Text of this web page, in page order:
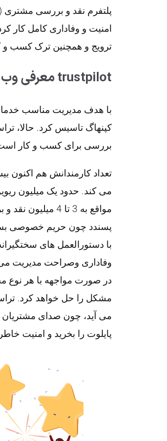
پلتفرم نقد و بررسی مشتری
امنیت و وفاداری کامل کار
ترویج و همچنین ترک کسب
معرفی وب سایت تراست پایلوت trustpilot
با هدف مدیریت مناسب
کپنهاگ تاسیس کرد. حالا،
بررسی برای کسب و کار
می کند. حدود یک میلیون
مواقع به 3 تا 4
پسندد چون حریم خصوصی
با دستورالعمل های
وفاداری وصراحت مدیریت
در صورت مواجهه با هر نوع
مشکل را حل خواهد کرد.
می آید، چون صدای مشتریان
پایلوت را بخرید و امنیت